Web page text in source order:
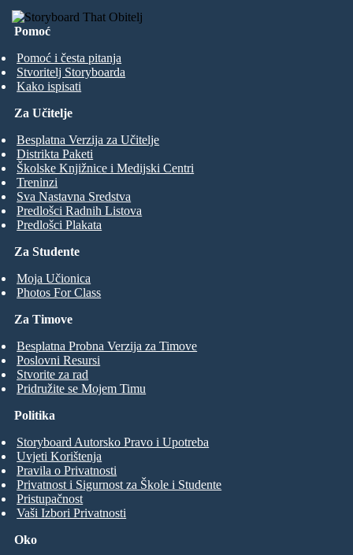
Pomoć
Pomoć i česta pitanja
Stvoritelj Storyboarda
Kako ispisati
Za Studente
Moja Učionica
Photos For Class
Za Učitelje
Besplatna Verzija za Učitelje
Distrikta Paketi
Školske Knjižnice i Medijski Centri
Treninzi
Sva Nastavna Sredstva
Predlošci Radnih Listova
Predlošci Plakata
Za Timove
Besplatna Probna Verzija za Timove
Poslovni Resursi
Stvorite za rad
Pridružite se Mojem Timu
Oko
Politika
Storyboard Autorsko Pravo i Upotreba
Uvjeti Korištenja
Pravila o Privatnosti
Privatnost i Sigurnost za Škole i Studente
Pristupačnost
Vaši Izbori Privatnosti